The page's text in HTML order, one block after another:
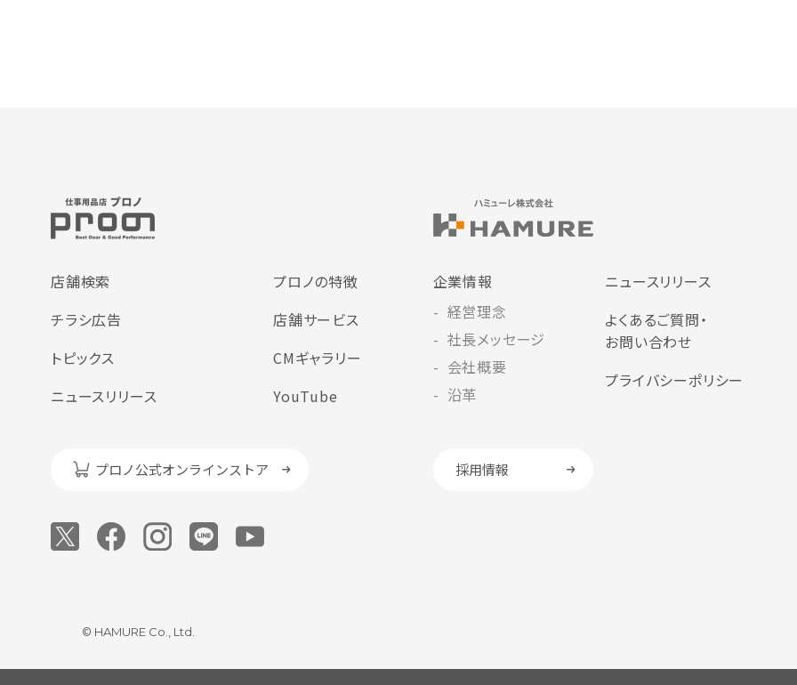
店舗検索
チラシ広告
トピックス
ニュースリリース
プロノの特徴
店舗サービス
CMギャラリー
YouTube
プロノ公式オンラインストア
企業情報
経営理念
社長メッセージ
会社概要
沿革
ニュースリリース
よくあるご質問・
お問い合わせ
プライバシーポリシー
採用情報
© HAMURE Co., Ltd.